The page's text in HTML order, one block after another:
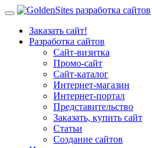
Заказать сайт!
Разработка сайтов
Сайт-визитка
Промо-сайт
Сайт-каталог
Интернет-магазин
Интернет-портал
Представительство
Заказать, купить сайт
Статьи
Создание сайтов